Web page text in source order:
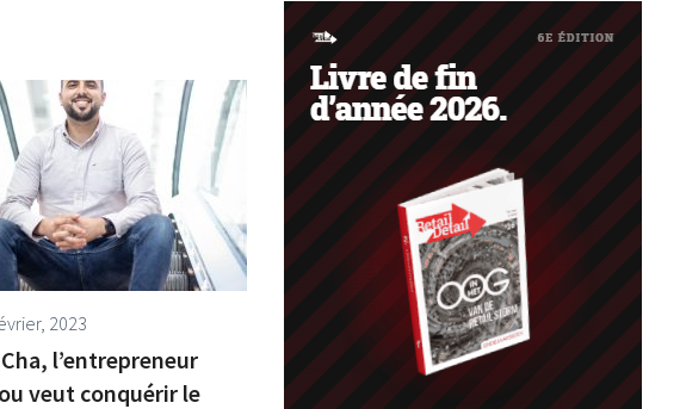
2023
l’entrepreneur
veut conquérir le